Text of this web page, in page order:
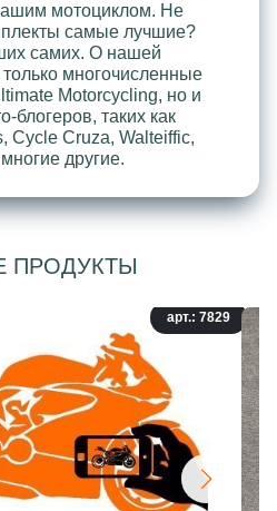
мотоциклом. Не
самые лучшие?
самих. О нашей
многочисленные
Motorcycling, но и
блогеров, таких как
Cycle Cruza, Walteiffic,
другие.
ПРОДУКТЫ
арт.: 7829